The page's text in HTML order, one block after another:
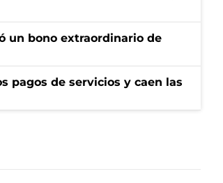
un bono extraordinario de
pagos de servicios y caen las